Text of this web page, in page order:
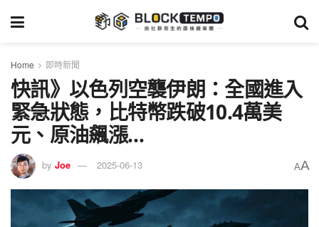
Home 即時新聞
快訊》以色列空襲伊朗：全國進入
緊急狀態，比特幣跌破10.4萬美
元、原油飆漲…
by Joe 2025-06-13 AA